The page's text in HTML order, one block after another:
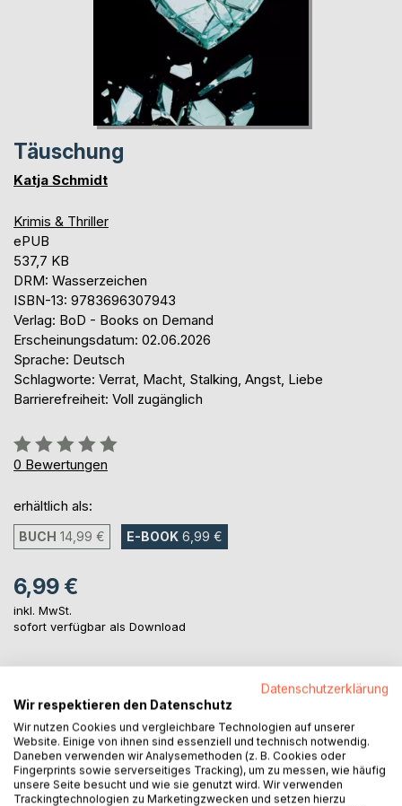
Täuschung
Katja Schmidt
Krimis & Thriller
ePUB
537,7 KB
DRM: Wasserzeichen
ISBN-13: 9783696307943
Verlag: BoD - Books on Demand
Erscheinungsdatum: 02.06.2026
Sprache: Deutsch
Schlagworte: Verrat, Macht, Stalking, Angst, Liebe
Barrierefreiheit: Voll zugänglich
Bewertung::
0%
0 Bewertungen
erhältlich als:
BUCH 14,99 € E-BOOK 6,99 €
6,99 €
inkl. MwSt.
sofort verfügbar als Download
Auf die Merkliste
Titel bewerten
Datenschutzerklärung
Wir respektieren den Datenschutz
Wir nutzen Cookies und vergleichbare Technologien auf unserer
Website. Einige von ihnen sind essenziell und technisch notwendig.
Daneben verwenden wir Analysemethoden (z. B. Cookies oder
Fingerprints sowie serverseitiges Tracking), um zu messen, wie häufig
unsere Seite besucht und wie sie genutzt wird. Wir verwenden
Trackingtechnologien zu Marketingzwecken und setzen hierzu